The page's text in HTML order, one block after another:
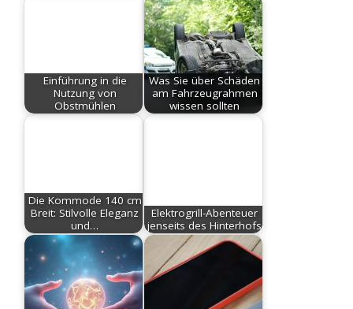
Einführung in die
Nutzung von
Obstmühlen
Was Sie über Schäden
am Fahrzeugrahmen
wissen sollten
Die Kommode 140 cm
Breit: Stilvolle Eleganz
und…
Elektrogrill-Abenteuer
jenseits des Hinterhofs